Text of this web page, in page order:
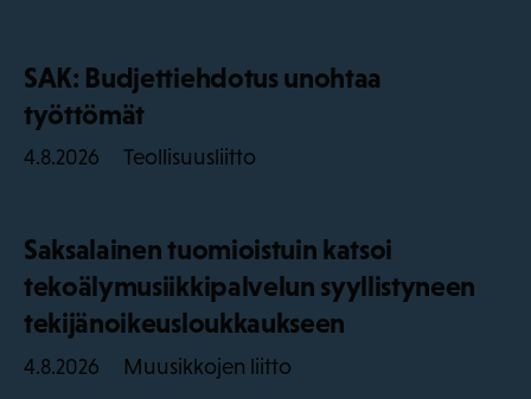
SAK: Budjettiehdotus unohtaa
työttömät
4.8.2026 Teollisuusliitto
Saksalainen tuomioistuin katsoi
tekoälymusiikkipalvelun syyllistyneen
tekijänoikeusloukkaukseen
4.8.2026 Muusikkojen liitto